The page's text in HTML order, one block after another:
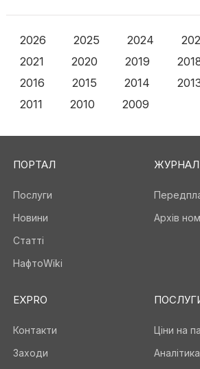
2026 2025 2024
2021
2020 2019
2016
2015 2014
2011
2010 2009
ПОРТАЛ
Послуги
Новини
Статті
НафтоWiki
ЖУРНАЛ
Архів
EXPRO
Контакти
Заходи
Ціни на
Аналітика